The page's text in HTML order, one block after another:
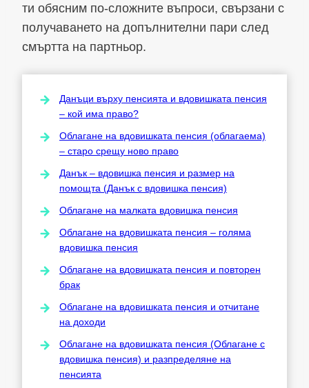
ти обясним по-сложните въпроси, свързани с
получаването на допълнителни пари след
смъртта на партньор.
Данъци върху пенсията и вдовишката пенсия
– кой има право?
Облагане на вдовишката пенсия (облагаема)
– старо срещу ново право
Данък – вдовишка пенсия и размер на
помощта (Данък с вдовишка пенсия)
Облагане на малката вдовишка пенсия
Облагане на вдовишката пенсия – голяма
вдовишка пенсия
Облагане на вдовишката пенсия и повторен
брак
Облагане на вдовишката пенсия и отчитане
на доходи
Облагане на вдовишката пенсия (Облагане с
вдовишка пенсия) и разпределяне на
пенсията